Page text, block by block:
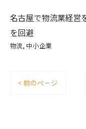
名古屋で物流業経営
を回避
物流 中小企業
< 前のページ